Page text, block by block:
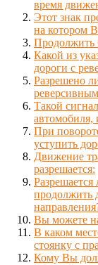
время
Этот знак
на котором
Продолжить
Какой из
дороги с
Разрешено
Такой
автомобиля,
При
уступить
Движение
разрешается:
продолжить
Вы можете
В каком
стоянку с
Кому Вы